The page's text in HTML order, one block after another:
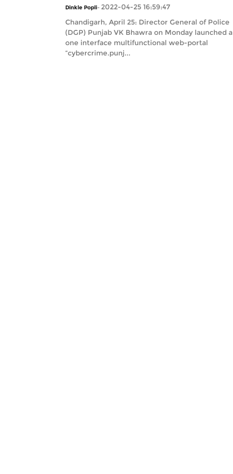
Dinkle Popli- 2022-04-25 16:59:47
Chandigarh, April 25: Director General of Police
(DGP) Punjab VK Bhawra on Monday launched a
one interface multifunctional web-portal
“cybercrime.punj...